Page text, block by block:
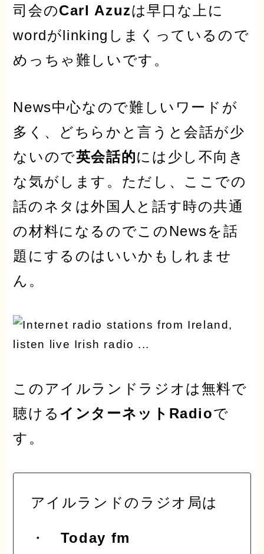
司会のCarl Azuzは早口な上に
wordがlinking しまくっているので
めっちゃ難しいです。
News中心なので難しいワードが
多く、どちらかと言うと会話が少
ないので英会話的には 少し不向き
な気がします。ただし、ここでの
話のネタは外国人と話す時の共通
の材料になるのでこのNewsを話
題にするのはいいかもしれませ
ん。
このアイルランドラジオは無料で
聴ける インターネットRadioで
す。
アイルランドのラジオ局は
・ Today fm